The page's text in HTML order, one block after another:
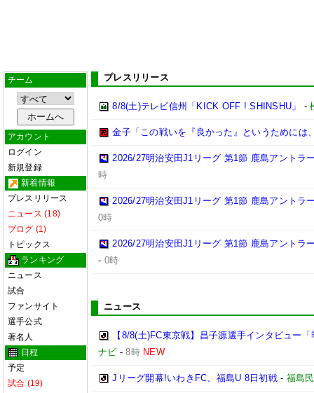
チーム
アカウント
ログイン
新規登録
新着情報
プレスリリース
ニュース (18)
ブログ (1)
トピックス
ランキング
ニュース
試合
ファンサイト
選手公式
著名人
日程
予定
試合 (19)
プレスリリース
8/8(土)テレビ信州「KICK OFF ! SHINSHU」 -
金子「この戦いを『良かった』というためには
2026/27明治安田J1リーグ 第1節 鹿島アントラ
時
2026/27明治安田J1リーグ 第1節 鹿島アントラ
0時
2026/27明治安田J1リーグ 第1節 鹿島アントラ
- 0時
ニュース
【8/8(土)FC東京戦】昌子源選手インタビュー
ナビ -8時 NEW
Jリーグ開幕!いわきFC、福島U 8日初戦- 福島